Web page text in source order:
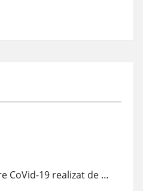
Studiul despre CoVid-19 realizat de un elev de clasa a VII-a din Navodari